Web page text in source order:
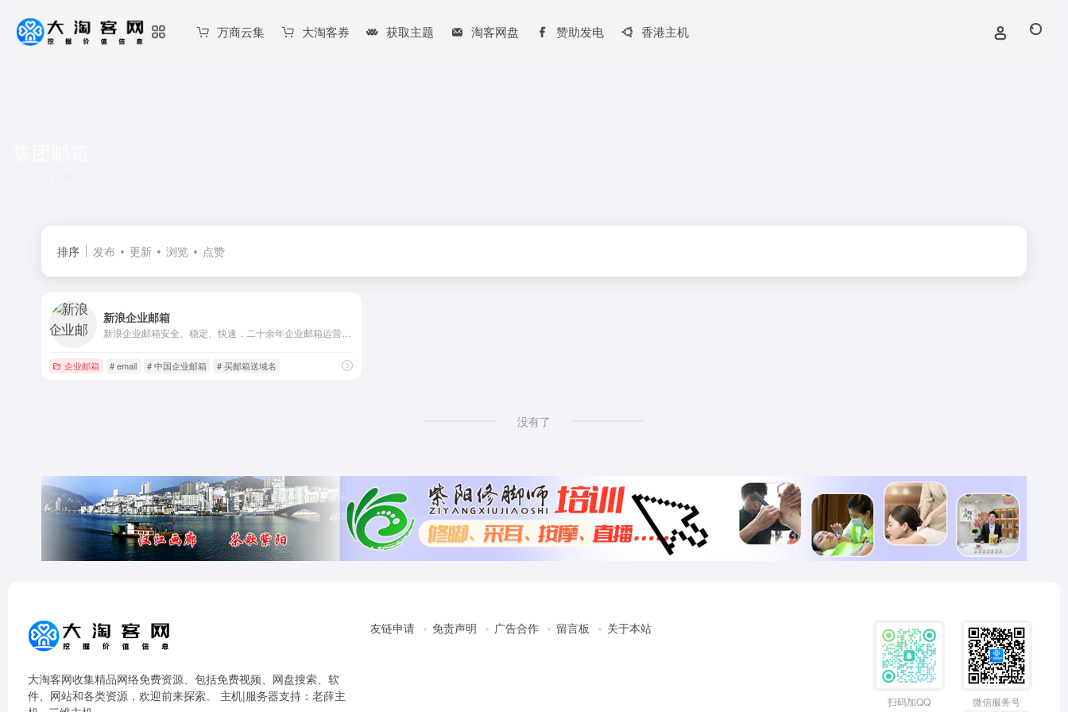
万商云集 大淘客券 获取主题 淘客网盘 赞助发电 香港主机
排序 发布 更新 浏览 点赞
新浪企业邮箱
企业邮箱 # email # 中国企业邮箱 # 买邮箱送域名
没有了
大淘客网收集精品网络免费资源、包括免费视频、网盘搜索、软
件、网站和各类资源，欢迎前来探索。 主机|服务器支持： 老薛主
友链申请 免责声明 广告合作 留言板 关于本站
扫码加QQ 微信服务号